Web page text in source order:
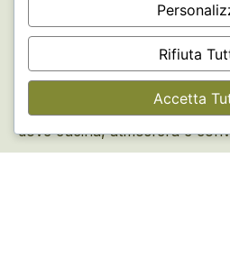
Un luogo
rallenta e il
esperienza
Arbùrent è un ristorante
dove cucina, atmosfera e
Rifiuta
Accetta